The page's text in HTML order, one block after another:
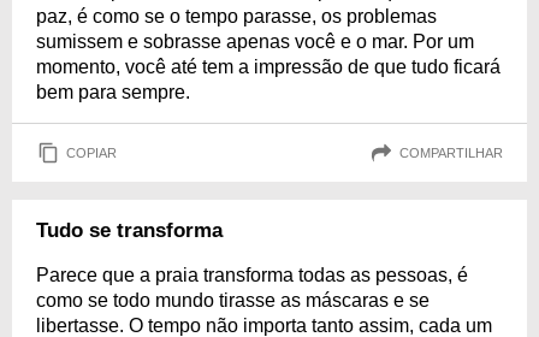
paz, é como se o tempo parasse, os problemas
sumissem e sobrasse apenas você e o mar. Por um
momento, você até tem a impressão de que tudo ficará
bem para sempre.
COPIAR COMPARTILHAR
Tudo se transforma
Parece que a praia transforma todas as pessoas, é
como se todo mundo tirasse as máscaras e se
libertasse. O tempo não importa tanto assim, cada um